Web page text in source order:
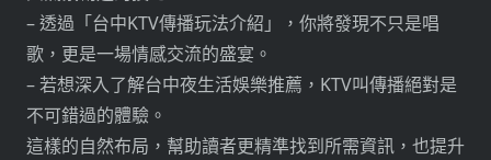
– 透過「台中KTV傳播玩法介紹」，你將發現不只是唱
歌，更是一場情感交流的盛宴。
– 若想深入了解台中夜生活娛樂推薦，KTV叫傳播絕對是
不可錯過的體驗。
這樣的自然布局，幫助讀者更精準找到所需資訊，也提升